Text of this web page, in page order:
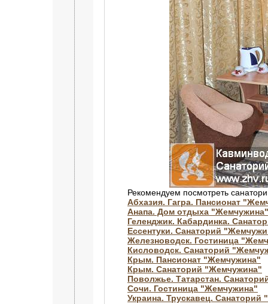
Рекомендуем посмотреть
Абхазия. Гагра. Пансионат
Анапа. Дом отдыха "Жемчужина"
Геленджик. Кабардинка.
Ессентуки. Санаторий
Железноводск. Гостиница
Кисловодск. Санаторий
Крым. Пансионат "Жемчужина"
Крым. Санаторий "Жемчужина"
Поволжье. Татарстан.
Сочи. Гостиница "Жемчужина"
Украина. Трускавец.